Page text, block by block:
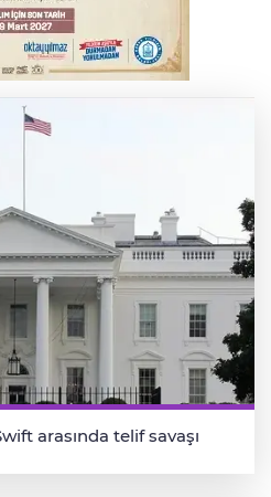
Keser'den müzik ve
gece
arasında telif savaşı